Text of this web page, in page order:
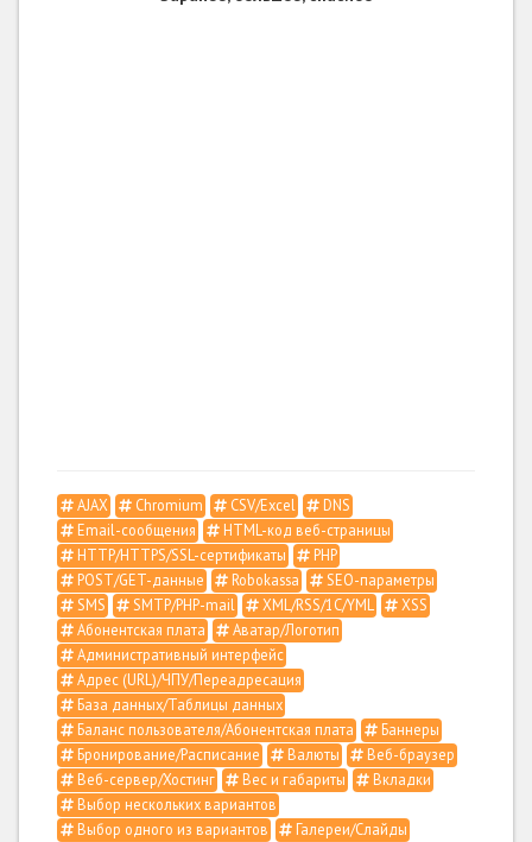
AJAX Chromium CSV/Excel
DNS
Email-сообщения
HTML-код веб-страницы
HTTP/HTTPS/SSL-сертификаты
PHP
POST/GET-данные
Robokassa
SEO-параметры
SMS
SMTP/PHP-mail XML/RSS/1С/YML
XSS
Абонентская плата
Аватар/Логотип
Административный интерфейс
Адрес (URL)/ЧПУ/Переадресация
База данных/Таблицы данных
Баланс пользователя/Абонентская плата
Баннеры
Бронирование/Расписание
Валюты
Веб-браузер
Веб-сервер/Хостинг
Вес и габариты
Вкладки
Выбор нескольких вариантов
Выбор одного из вариантов
Галереи/Слайды